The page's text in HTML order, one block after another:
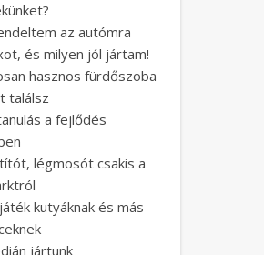
az autómra
és milyen jól jártam!
hasznos fürdőszoba
találsz
a fejlődés
légmosót csakis a
kutyáknak és más
jártunk